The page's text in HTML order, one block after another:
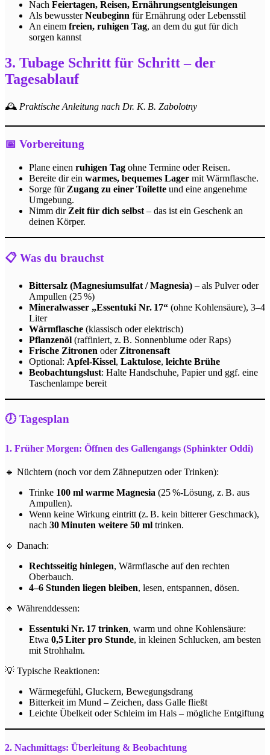
Nach Feiertagen, Reisen, Ernährungsentgleisungen
Als bewussterNeubeginn für Ernährung oder Lebensstil
An einem freien, ruhigen Tag, an dem du gut für dich
sorgen kannst
3. Tubage Schritt für Schritt – der
Tagesablauf
🕰️ Praktische Anleitung nach Dr. K. B. Zabolotny
📅 Vorbereitung
Plane einen ruhigen Tag ohne Termine oder Reisen.
Bereite dir ein warmes, bequemes Lager mit Wärmflasche.
Sorge für Zugang zu einer Toilette und eine angenehme
Umgebung.
Nimm dir Zeit für dich selbst – das ist ein Geschenk an
deinen Körper.
📋 Was du brauchst
Bittersalz (Magnesiumsulfat / Magnesia) – als Pulver oder
Ampullen (25 %)
Mineralwasser „Essentuki Nr. 17“ (ohne Kohlensäure), 3–4
Liter
Wärmflasche (klassisch oder elektrisch)
Pflanzenöl (raffiniert, z. B. Sonnenblume oder Raps)
Frische Zitronen oder Zitronensaft
Optional: Apfel-Kissel, Laktulose, leichte Brühe
Beobachtungslust: Halte Handschuhe, Papier und ggf. eine
Taschenlampe bereit
🕖 Tagesplan
1. Früher Morgen: Öffnen des Gallengangs (Sphinkter Oddi)
🔹 Nüchtern (noch vor dem Zähneputzen oder Trinken):
Trinke 100 ml warme Magnesia (25 %-Lösung, z. B. aus
Ampullen).
Wenn keine Wirkung eintritt (z. B. kein bitterer Geschmack),
nach 30 Minuten weitere 50 ml trinken.
🔹 Danach:
Rechtsseitig hinlegen, Wärmflasche auf den rechten
Oberbauch.
4–6 Stunden liegen bleiben, lesen, entspannen, dösen.
🔹 Währenddessen:
Essentuki Nr. 17 trinken, warm und ohne Kohlensäure:
Etwa 0,5 Liter pro Stunde, in kleinen Schlucken, am besten
mit Strohhalm.
💡 Typische Reaktionen:
Wärmegefühl, Gluckern, Bewegungsdrang
Bitterkeit im Mund – Zeichen, dass Galle fließt
Leichte Übelkeit oder Schleim im Hals – mögliche Entgiftung
2. Nachmittags: Überleitung & Beobachtung